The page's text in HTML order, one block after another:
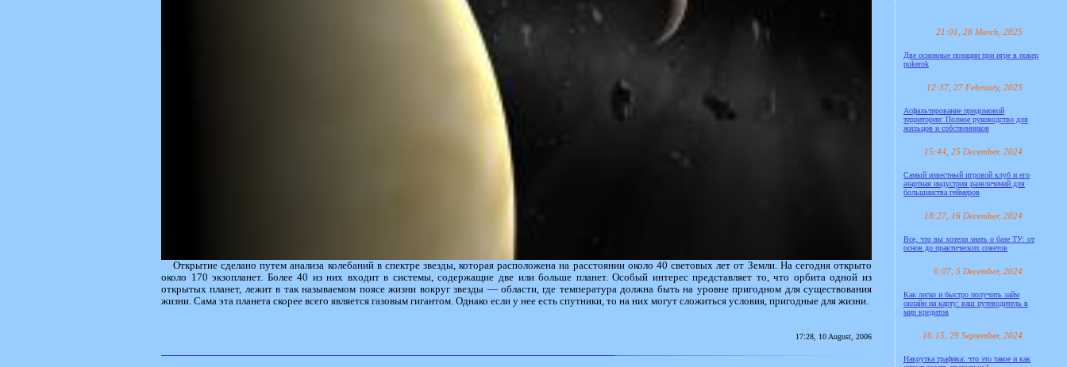
Открытие сделано путем анализа колебаний в спектре звезды, которая расположена на расстоянии около 40 световых лет от Земли. На сегодня открыто
около 170 экзопланет. Более 40 из них входит в системы, содержащие две или больше планет. Особый интерес представляет то, что орбита одной из
открытых планет, лежит в так называемом поясе жизни вокруг звезды — области, где температура должна быть на уровне пригодном для существования
жизни. Сама эта планета скорее всего является газовым гигантом. Однако если у нее есть спутники, то на них могут сложиться условия, пригодные для жизни.
17:28, 10 August, 2006
21:01, 28 March, 2025
Две основные позиции при игре в покер
pokerok
12:37, 27 February, 2025
Асфальтирование придомовой
территории: Полное руководство для
жильцов и собственников
15:44, 25 December, 2024
Самый известный игровой клуб и его
азартная индустрия развлечений для
большинства геймеров
18:27, 16 December, 2024
Все, что вы хотели знать о базе ТУ: от
основ до практических советов
6:07, 5 December, 2024
Как легко и быстро получить займ
онлайн на карту: ваш путеводитель в
мир кредитов
16:15, 29 September, 2024
Накрутка трафика: что это такое и как